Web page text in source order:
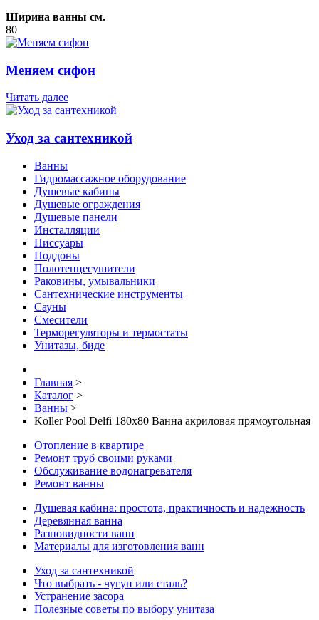
Ширина ванны см.
80
Меняем сифон
Читать далее
Уход за сантехникой
Ванны
Гидромассажное оборудование
Душевые кабины
Душевые ограждения
Душевые панели
Инсталляции
Писсуары
Поддоны
Полотенцесушители
Раковины, умывальники
Сантехнические инструменты
Сауны
Смесители
Терморегуляторы и термостаты
Унитазы, биде
Главная >
Каталог >
Ванны >
Koller Pool Delfi 180x80 Ванна акриловая прямоугольная
Отопление в квартире
Ремонт труб своими руками
Обслуживание водонагревателя
Ремонт ванны
Душевая кабина: простота, практичность и надежность
Деревянная ванна
Разновидности ванн
Материалы для изготовления ванн
Уход за сантехникой
Что выбрать - чугун или сталь?
Устранение засора
Полезные советы по выбору унитаза